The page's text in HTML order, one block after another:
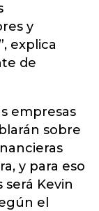
y
explica
de
empresas
sobre
y para eso
Kevin
el